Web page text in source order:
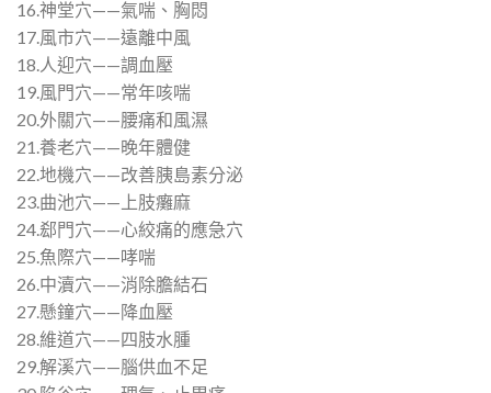
16.神堂穴——氣喘、胸悶
17.風市穴——遠離中風
18.人迎穴——調血壓
19.風門穴——常年咳喘
20.外關穴——腰痛和風濕
21.養老穴——晚年體健
22.地機穴——改善胰島素分泌
23.曲池穴——上肢癱麻
24.郄門穴——心絞痛的應急穴
25.魚際穴——哮喘
26.中瀆穴——消除膽結石
27.懸鐘穴——降血壓
28.維道穴——四肢水腫
29.解溪穴——腦供血不足